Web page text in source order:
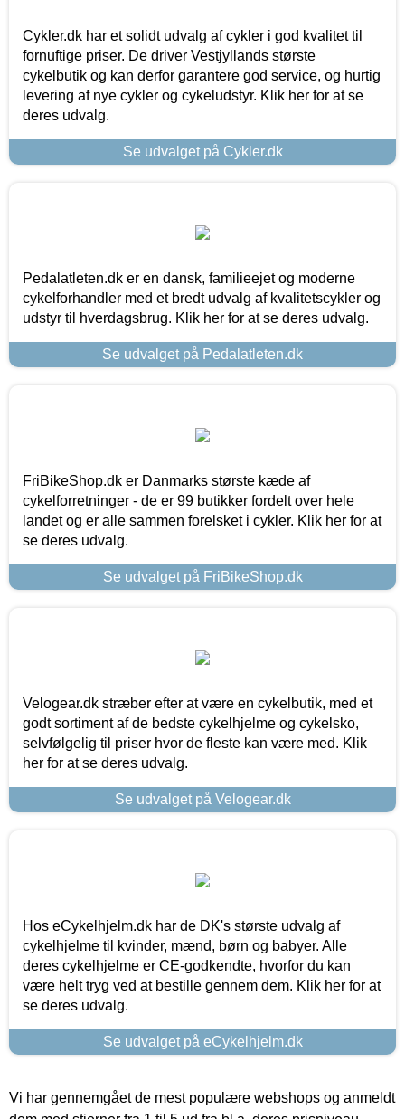
Cykler.dk har et solidt udvalg af cykler i god kvalitet til
fornuftige priser. De driver Vestjyllands største
cykelbutik og kan derfor garantere god service, og hurtig
levering af nye cykler og cykeludstyr. Klik her for at se
deres udvalg.
Se udvalget på Cykler.dk
Pedalatleten.dk er en dansk, familieejet og moderne
cykelforhandler med et bredt udvalg af kvalitetscykler og
udstyr til hverdagsbrug. Klik her for at se deres udvalg.
Se udvalget på Pedalatleten.dk
FriBikeShop.dk er Danmarks største kæde af
cykelforretninger - de er 99 butikker fordelt over hele
landet og er alle sammen forelsket i cykler. Klik her for at
se deres udvalg.
Se udvalget på FriBikeShop.dk
Velogear.dk stræber efter at være en cykelbutik, med et
godt sortiment af de bedste cykelhjelme og cykelsko,
selvfølgelig til priser hvor de fleste kan være med. Klik
her for at se deres udvalg.
Se udvalget på Velogear.dk
Hos eCykelhjelm.dk har de DK's største udvalg af
cykelhjelme til kvinder, mænd, børn og babyer. Alle
deres cykelhjelme er CE-godkendte, hvorfor du kan
være helt tryg ved at bestille gennem dem. Klik her for at
se deres udvalg.
Se udvalget på eCykelhjelm.dk
Vi har gennemgået de mest populære webshops og anmeldt